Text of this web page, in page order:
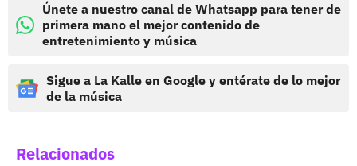
Únete a nuestro canal de Whatsapp para tener de
primera mano el mejor contenido de
entretenimiento y música
Sigue a La Kalle en Google y entérate de lo mejor
de la música
Relacionados